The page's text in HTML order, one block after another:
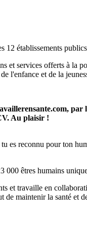
établissements
et services offerts à la
et de la
Au plaisir !
es reconnu pour ton
êtres humains
et travaille en
de maintenir la santé et